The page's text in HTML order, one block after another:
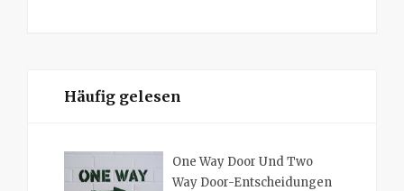
Häufig gelesen
One Way Door Und Two
Way Door-Entscheidungen